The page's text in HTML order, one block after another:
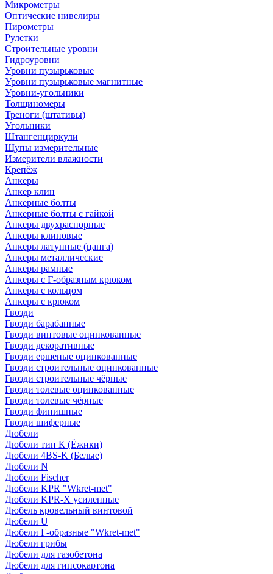
Микрометры
Оптические нивелиры
Пирометры
Рулетки
Строительные уровни
Гидроуровни
Уровни пузырьковые
Уровни пузырьковые магнитные
Уровни-угольники
Толщиномеры
Треноги (штативы)
Угольники
Штангенциркули
Щупы измерительные
Измерители влажности
Крепёж
Анкеры
Анкер клин
Анкерные болты
Анкерные болты с гайкой
Анкеры двухраспорные
Анкеры клиновые
Анкеры латунные (цанга)
Анкеры металлические
Анкеры рамные
Анкеры с Г-образным крюком
Анкеры с кольцом
Анкеры с крюком
Гвозди
Гвозди барабанные
Гвозди винтовые оцинкованные
Гвозди декоративные
Гвозди ершеные оцинкованные
Гвозди строительные оцинкованные
Гвозди строительные чёрные
Гвозди толевые оцинкованные
Гвозди толевые чёрные
Гвозди финишные
Гвозди шиферные
Дюбели
Дюбели тип К (Ёжики)
Дюбели 4BS-K (Белые)
Дюбели N
Дюбели Fischer
Дюбели KPR "Wkret-met"
Дюбели KPR-Х усиленные
Дюбель кровельный винтовой
Дюбели U
Дюбели Г-образные "Wkret-met"
Дюбели грибы
Дюбели для газобетона
Дюбели для гипсокартона